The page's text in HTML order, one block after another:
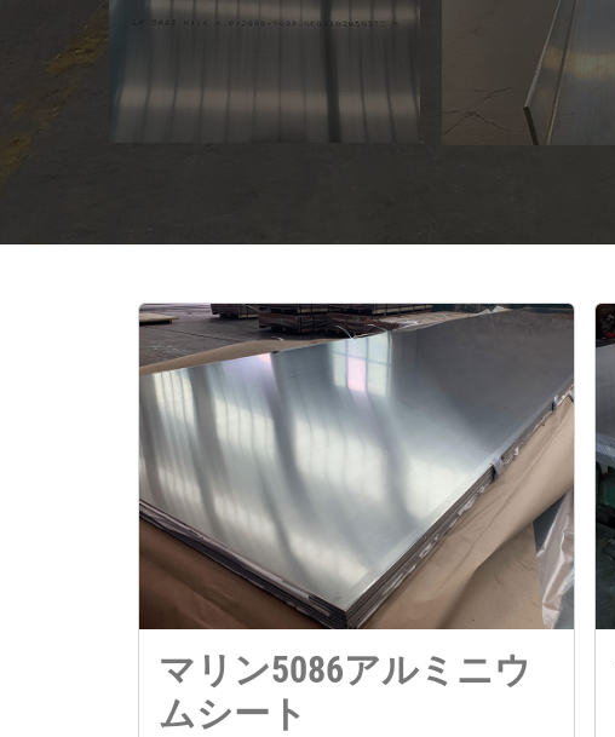
マリン5086アルミニウ
ムシート